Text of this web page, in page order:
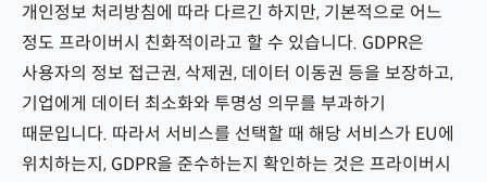
개인정보 처리방침에 따라 다르긴 하지만, 기본적으로 어느
정도 프라이버시 친화적이라고 할 수 있습니다. GDPR은
사용자의 정보 접근권, 삭제권, 데이터 이동권 등을 보장하고,
기업에게 데이터 최소화와 투명성 의무를 부과하기
때문입니다. 따라서 서비스를 선택할 때 해당 서비스가 EU에
위치하는지, GDPR을 준수하는지 확인하는 것은 프라이버시